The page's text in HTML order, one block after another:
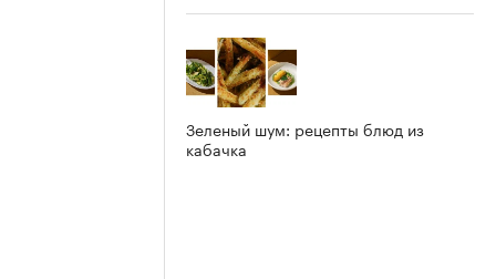
Зеленый шум: рецепты блюд из
кабачка